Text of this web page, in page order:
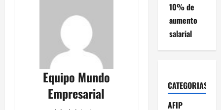
Equipo Mundo
Empresarial
10% de
aumento
salarial
CATEGORIAS
AFIP